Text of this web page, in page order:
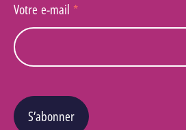
Votre e-mail *
S’abonner